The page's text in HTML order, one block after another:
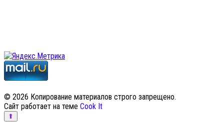
© 2026 Копирование материалов строго запрещено.
Сайт работает на теме Cook It